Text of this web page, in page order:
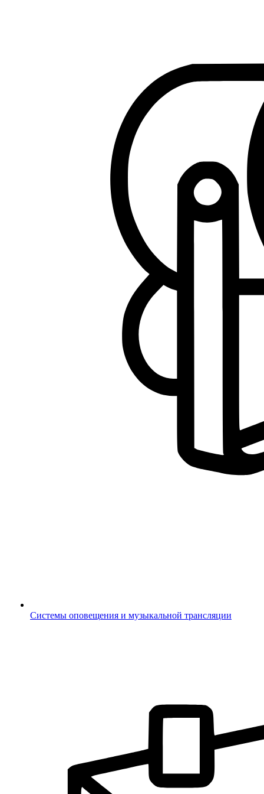
Системы оповещения и музыкальной трансляции